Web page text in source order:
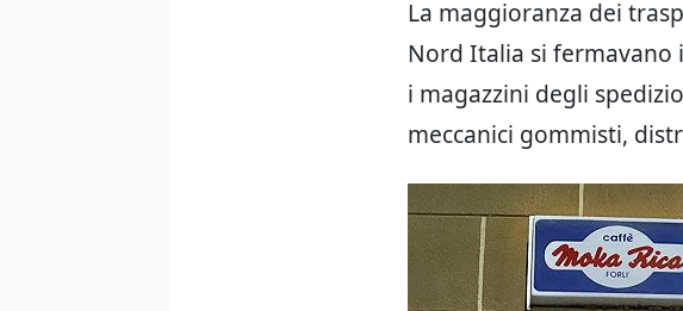
La maggioranza dei
Nord Italia si fermavano
i magazzini degli
meccanici gommisti,